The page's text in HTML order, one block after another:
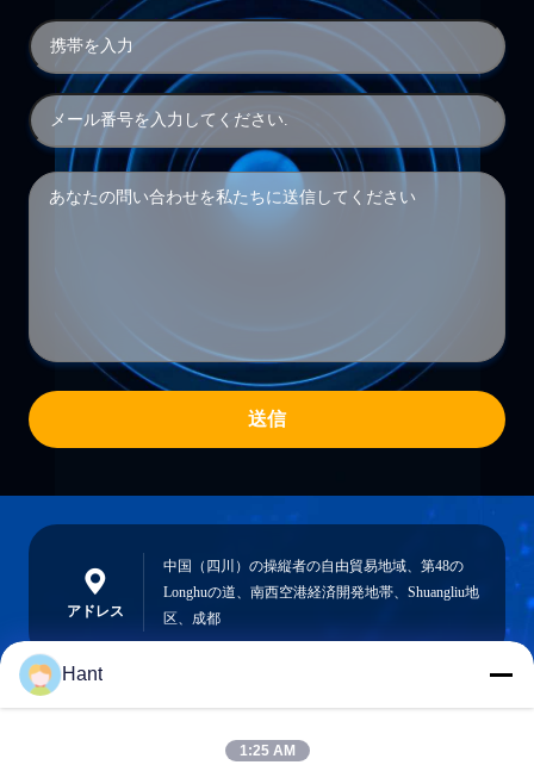
送信
アドレス
中国（四川）の操縦者の自由貿易地域、第48の
Longhuの道、南西空港経済開発地帯、Shuangliu地
区、成都
Sales03@chinafibercable.com
Hant
1:25 AM